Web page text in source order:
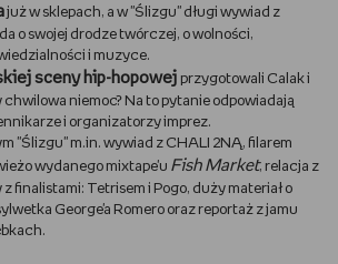
EMPIKU
już w sklepach, a w "Ślizgu" długi wywiad z
o swojej drodze twórczej, o wolności,
i muzyce.
sceny hip-hopowej przygotowali Calak i
niemoc? Na to pytanie odpowiadają
i organizatorzy imprez.
"Ślizgu" m.in. wywiad z CHALI 2NĄ, filarem
wydanego mixtape'u Fish Market, relacja z
finalistami: Tetrisem i Pogo, duży materiał o
George'a Romero oraz reportaż z jamu